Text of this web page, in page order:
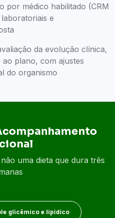
por médico habilitado (CRM
e
da evolução clínica,
ao plano, com ajustes
do organismo
uma dieta que dura três
glicêmico e lipídico